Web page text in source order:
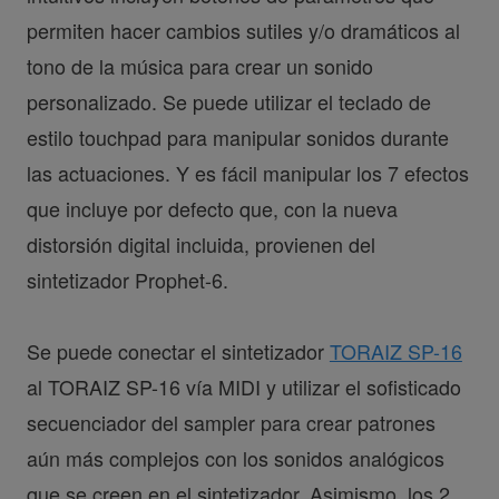
permiten hacer cambios sutiles y/o dramáticos al
tono de la música para crear un sonido
personalizado. Se puede utilizar el teclado de
estilo touchpad para manipular sonidos durante
las actuaciones. Y es fácil manipular los 7 efectos
que incluye por defecto que, con la nueva
distorsión digital incluida, provienen del
sintetizador Prophet-6.
Se puede conectar el sintetizadorTORAIZ SP-16
al TORAIZ SP-16 vía MIDI y utilizar el sofisticado
secuenciador del sampler para crear patrones
aún más complejos con los sonidos analógicos